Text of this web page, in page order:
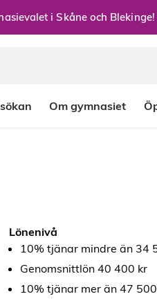
i Skåne och Blekinge!
Om gymnasiet
Lönenivå
10% tjänar mindre än 34
Genomsnittlön 40 400 kr
10% tjänar mer än 47